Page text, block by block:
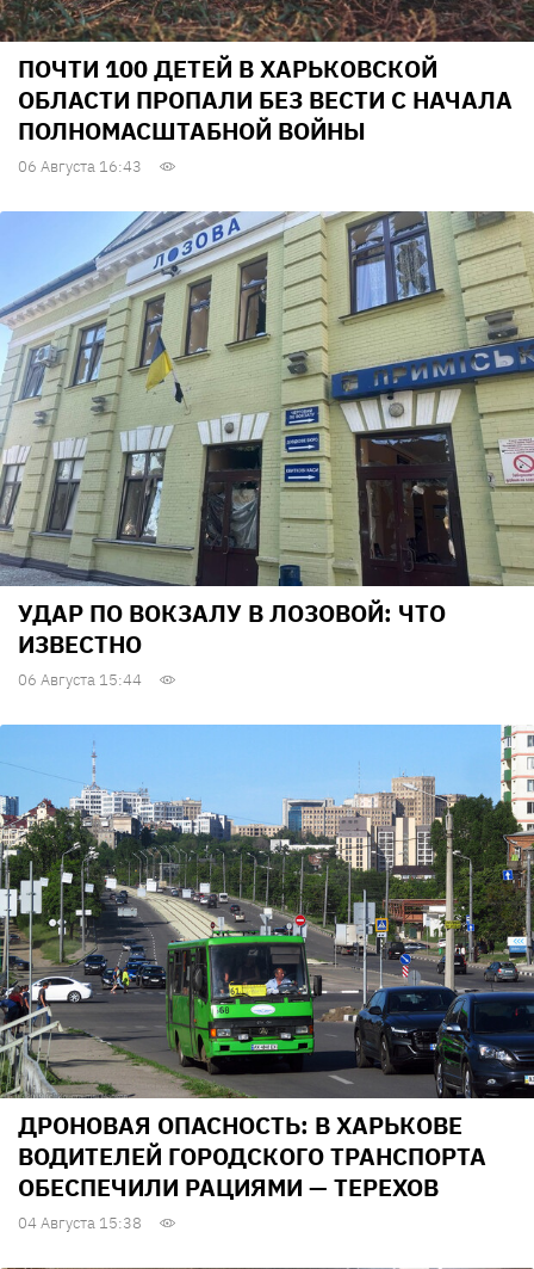
ПОЧТИ 100 ДЕТЕЙ В ХАРЬКОВСКОЙ
ОБЛАСТИ ПРОПАЛИ БЕЗ ВЕСТИ С НАЧАЛА
ПОЛНОМАСШТАБНОЙ ВОЙНЫ
06 Августа 16:43
УДАР ПО ВОКЗАЛУ В ЛОЗОВОЙ: ЧТО
ИЗВЕСТНО
06 Августа 15:44
ДРОНОВАЯ ОПАСНОСТЬ: В ХАРЬКОВЕ
ВОДИТЕЛЕЙ ГОРОДСКОГО ТРАНСПОРТА
ОБЕСПЕЧИЛИ РАЦИЯМИ — ТЕРЕХОВ
04 Августа 15:38